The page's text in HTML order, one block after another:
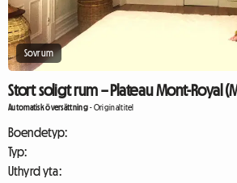
Sovrum
Stort soligt rum – Plateau Mont-Royal
Automatisk översättning-Originaltitel
Boendetyp:
Typ:
Uthyrd yta: